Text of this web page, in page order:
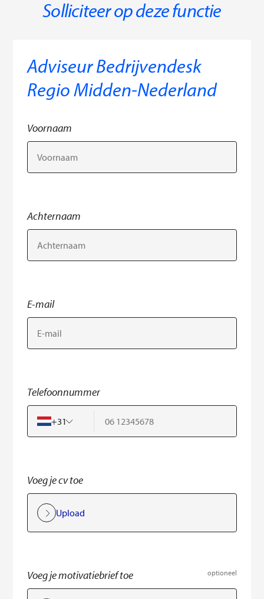
Solliciteer op deze functie
Adviseur Bedrijvendesk
Regio Midden-Nederland
Voornaam
Achternaam
E-mail
Telefoonnummer
+31
Voeg je cv toe
Upload
Voeg je motivatiebrief toe optioneel